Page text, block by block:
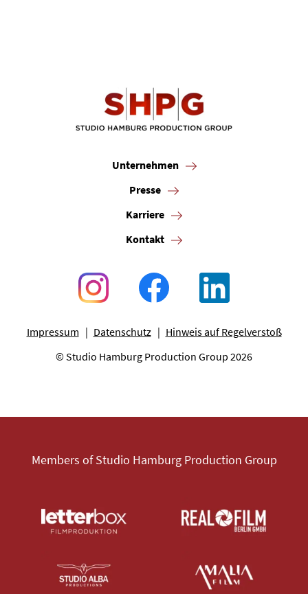
Unternehmen
Presse
Karriere
Kontakt
Impressum Datenschutz
Hinweis auf Regelverstoß
© Studio Hamburg Production Group 2026
Members of Studio Hamburg Production Group